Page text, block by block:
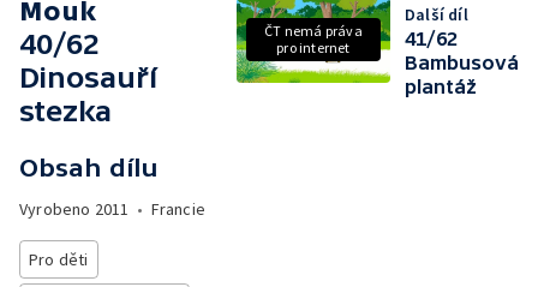
Mouk
40/62
Dinosauří
stezka
Obsah dílu
Vyrobeno 2011 • Francie
Pro děti
ČT nemá práva
pro internet
Další díl
41/62
Bambusová
plantáž